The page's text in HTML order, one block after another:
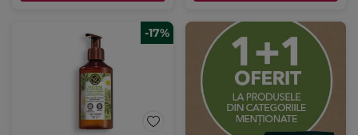
-17%